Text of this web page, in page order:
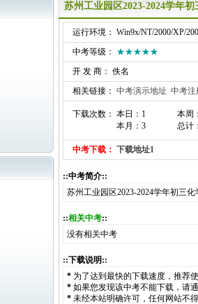
苏州工业园区2023-2024学年
运行环境： Win9x/NT/2000/XP/
中考等级： ★★★★★
开 发 商： 佚名
相关链接： 中考演示地址 中考注
下载次数： 本日：1
本月：3
本周
总计
中考下载： 下载地址1
::中考简介::
苏州工业园区2023-2024学年初三
::相关中考::
没有相关中考
::下载说明::
* 为了达到最快的下载速度，推荐
* 如果您发现该中考不能下载，请
* 未经本站明确许可，任何网站不